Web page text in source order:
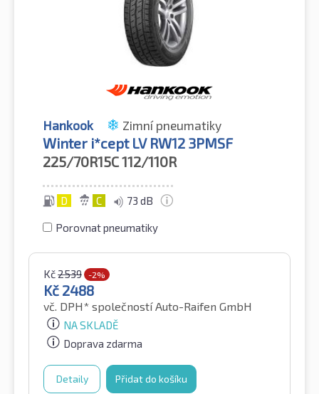
Hankook Zimní pneumatiky
Winter i*cept LV RW12 3PMSF
225/70R15C112/110R
D C 73 dB
Porovnat pneumatiky
Kč2539 -2%
Kč 2488
vč. DPH* společností Auto-Raifen GmbH
NA SKLADĚ
Doprava zdarma
Detaily Přidat do košíku